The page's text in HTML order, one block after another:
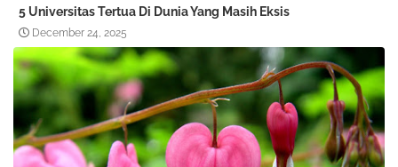
5 Universitas Tertua Di Dunia Yang Masih Eksis
December 24, 2025